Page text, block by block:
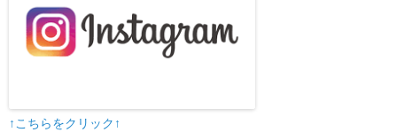
↑こちらをクリック↑